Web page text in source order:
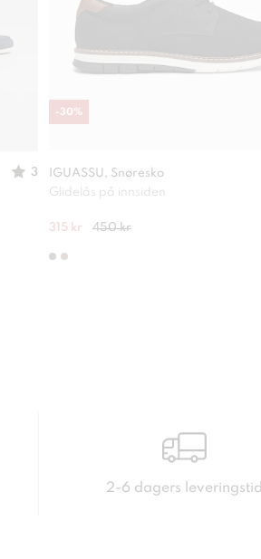
3
IGUASSU, Snøresko
Glidelås på innsiden
315 kr 450 kr
-30%
2-6 dagers leveringstid